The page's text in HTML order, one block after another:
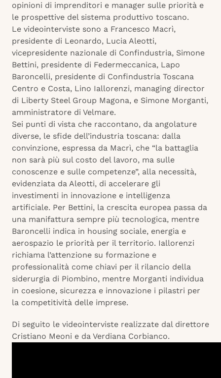
opinioni di imprenditori e manager sulle priorità e
le prospettive del sistema produttivo toscano.
Le videointerviste sono a Francesco Macrì,
presidente di Leonardo, Lucia Aleotti,
vicepresidente nazionale di Confindustria, Simone
Bettini, presidente di Federmeccanica, Lapo
Baroncelli, presidente di Confindustria Toscana
Centro e Costa, Lino Iallorenzi, managing director
di Liberty Steel Group Magona, e Simone Morganti,
amministratore di Velmare.
Sei punti di vista che raccontano, da angolature
diverse, le sfide dell’industria toscana: dalla
convinzione, espressa da Macrì, che “la battaglia
non sarà più sul costo del lavoro, ma sulle
conoscenze e sulle competenze”, alla necessità,
evidenziata da Aleotti, di accelerare gli
investimenti in innovazione e intelligenza
artificiale. Per Bettini, la crescita europea passa da
una manifattura sempre più tecnologica, mentre
Baroncelli indica in housing sociale, energia e
aerospazio le priorità per il territorio. Iallorenzi
richiama l’attenzione su formazione e
professionalità come chiavi per il rilancio della
siderurgia di Piombino, mentre Morganti individua
in coesione, sicurezza e innovazione i pilastri per
la competitività delle imprese.
Di seguito le videointerviste realizzate dal direttore
Cristiano Meoni e da Verdiana Corbianco.